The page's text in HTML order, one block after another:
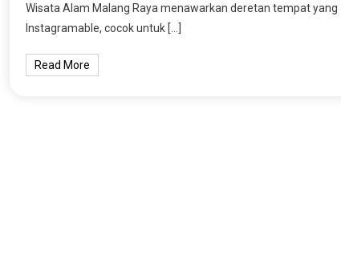
Wisata Alam Malang Raya menawarkan deretan tempat yang
Instagramable, cocok untuk […]
Read More